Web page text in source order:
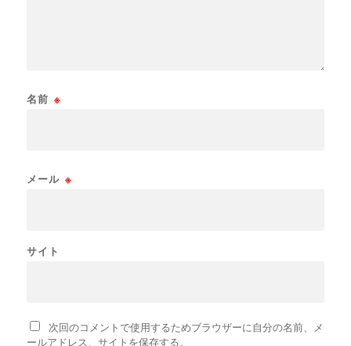
名前 ※
メール ※
サイト
次回のコメントで使用するためブラウザーに自分の名前、メ
ールアドレス、サイトを保存する。